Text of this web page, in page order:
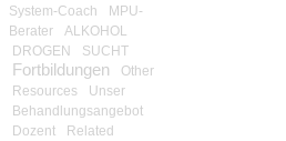
System-Coach
MPU-
Berater
ALKOHOL
DROGEN
SUCHT
Fortbildungen
Other
Resources
Unser
Behandlungsangebot
Dozent
Related